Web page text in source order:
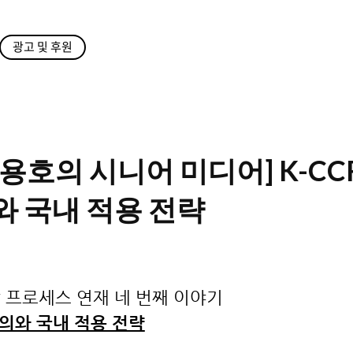
광고 및 후원
호의 시니어 미디어] K-
국내 적용 전략
로세스 연재 네 번째 이야기
와 국내 적용 전략